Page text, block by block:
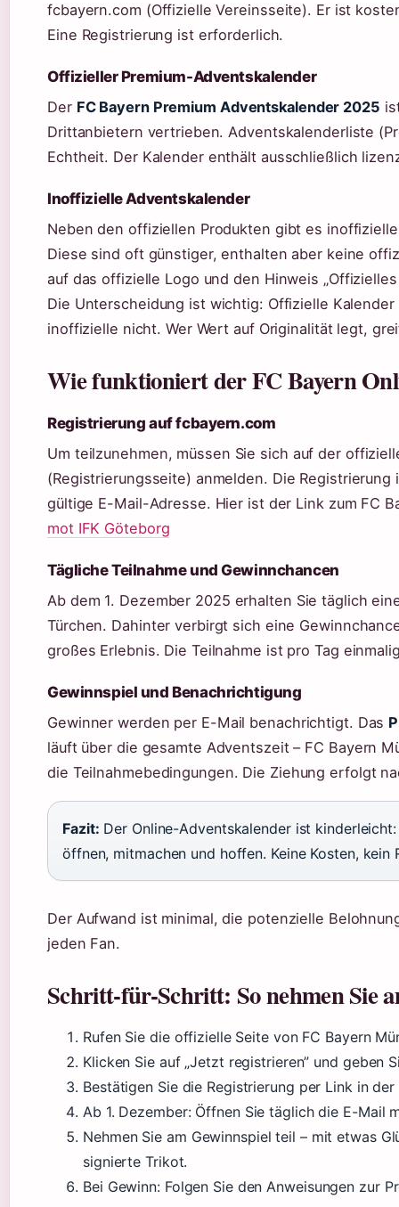
fcbayern.com (Offizielle Vereinsseite). Er ist
Eine Registrierung ist erforderlich.
Offizieller Premium-Adventskalender
Der FC Bayern Premium Adventskalender 2025
Drittanbietern vertrieben. Adventskalenderliste
Echtheit. Der Kalender enthält ausschließlich
Inoffizielle Adventskalender
Neben den offiziellen Produkten gibt es
Diese sind oft günstiger, enthalten aber keine
auf das offizielle Logo und den Hinweis
Die Unterscheidung ist wichtig: Offizielle
inoffizielle nicht. Wer Wert auf Originalität legt,
Wie funktioniert der FC Bayern
Registrierung auf fcbayern.com
Um teilzunehmen, müssen Sie sich auf der
(Registrierungsseite) anmelden. Die
gültige E-Mail-Adresse. Hier ist der Link zum FC
mot IFK Göteborg
Tägliche Teilnahme und Gewinnchancen
Ab dem 1. Dezember 2025 erhalten Sie täglich
Türchen. Dahinter verbirgt sich eine
großes Erlebnis. Die Teilnahme ist pro Tag
Gewinnspiel und Benachrichtigung
Gewinner werden per E-Mail benachrichtigt. Das
läuft über die gesamte Adventszeit – FC Bayern
die Teilnahmebedingungen. Die Ziehung erfolgt
Fazit: Der Online-Adventskalender ist
öffnen, mitmachen und hoffen. Keine Kosten, kein
Der Aufwand ist minimal, die potenzielle
jeden Fan.
Schritt-für-Schritt: So nehmen Sie
Rufen Sie die offizielle Seite von FC Bayern
Klicken Sie auf „Jetzt registrieren” und geben
Bestätigen Sie die Registrierung per Link in
Ab 1. Dezember: Öffnen Sie täglich die E-Mail
Nehmen Sie am Gewinnspiel teil – mit etwas
signierte Trikot.
Bei Gewinn: Folgen Sie den Anweisungen zur